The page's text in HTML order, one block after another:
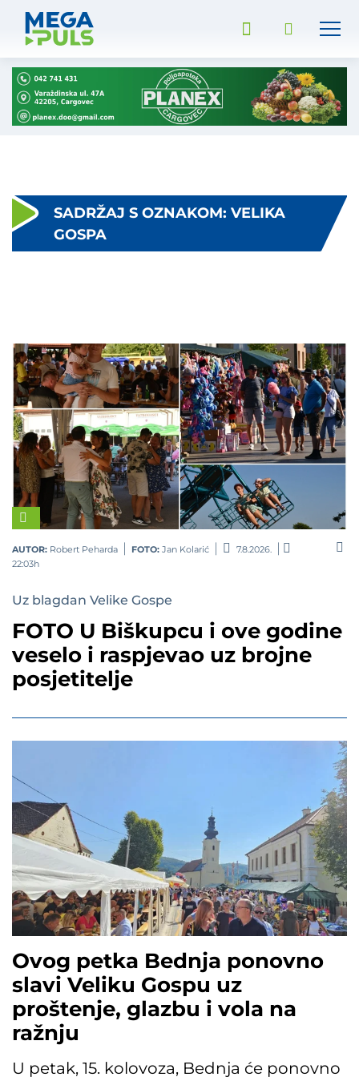
SADRŽAJ S OZNAKOM: VELIKA
GOSPA
AUTOR: Robert Peharda FOTO: Jan Kolarić
7.8.2026.
22:03h
Uz blagdan Velike Gospe
FOTO U Biškupcu i ove godine
veselo i raspjevao uz brojne
posjetitelje
Ovog petka Bednja ponovno
slavi Veliku Gospu uz
proštenje, glazbu i vola na
ražnju
U petak, 15. kolovoza, Bednja će ponovno